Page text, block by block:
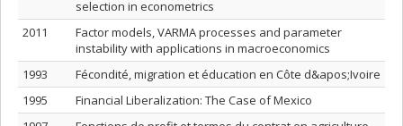
selection in econometrics
2011
Factor models, VARMA processes and parameter
instability with applications in macroeconomics
1993
Fécondité, migration et éducation en Côte d&apos;Ivoire
1995
Financial Liberalization: The Case of Mexico